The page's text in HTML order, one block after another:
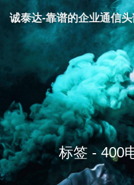
诚泰达-靠谱的企业通信
标签 - 400